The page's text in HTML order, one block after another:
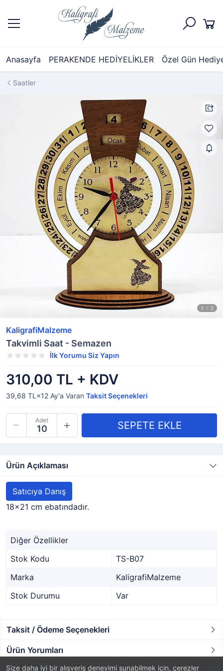
Anasayfa PERAKENDE HEDİYELİKLER Özel Gün
Size daha iyi bir alışveriş deneyimi sunabilmek için, çerezler
Saatler
KaligrafiMalzeme
Takvimli Saat - Semazen
İlk Yorumu Siz Yapın
310,00 TL + KDV
39,68 TL×12 Ay'a Varan Taksit Seçenekleri
Adet
Ürün Açıklaması
Satıcıya Danış
18x21 cm ebatındadır.
Diğer Özellikler
Stok Kodu
TS-B07
Marka
KaligrafiMalzeme
Stok Durumu
Var
Taksit / Ödeme Seçenekleri
Ürün Yorumları